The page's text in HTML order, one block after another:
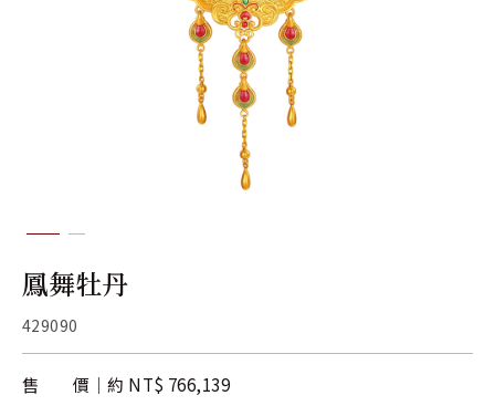
鳳舞牡丹
429090
售 價 約 NT$ 766,139